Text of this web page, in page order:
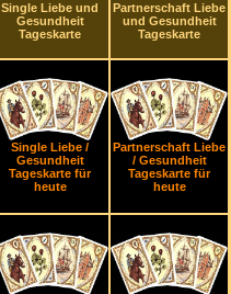
Single Liebe und
Gesundheit
Tageskarte
Partnerschaft Liebe
und Gesundheit
Tageskarte
Single Liebe /
Gesundheit
Tageskarte für
heute
Partnerschaft Liebe
/ Gesundheit
Tageskarte für
heute